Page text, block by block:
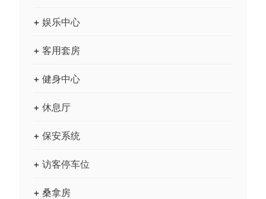
+ 娱乐中心
+ 客用套房
+ 健身中心
+ 休息厅
+ 保安系统
+ 访客停车位
+ 桑拿房